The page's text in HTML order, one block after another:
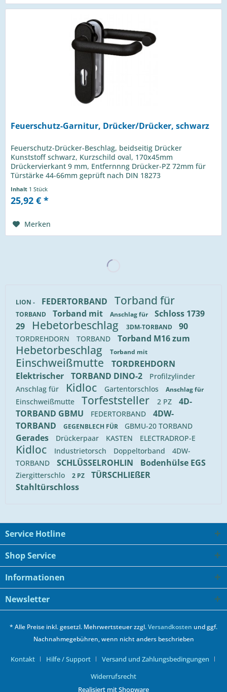
Feuerschutz-Garnitur, Drücker/Drücker, schwarz
Feuerschutz-Drücker-Beschlag, beidseitig Drücker
Kunststoff schwarz, Kurzschild oval, 170x45mm
Drückervierkant 9 mm, Entfernnng Drücker-PZ 72mm für
Türstärke 44-66mm geprüft nach DIN 18273
Inhalt 1 Stück
25,92 € *
Merken
LION - FEDERTORBAND Torband für
TORBAND Torband mit Anschlag für
Schloss 1739
29
Hebetorbeschlag 3DM-TORBAND 90
TORDREHDORN TORBAND Torband M16 zum
Hebetorbeschlag Torband mit
Einschweißmutte
TORDREHDORN
Elektrischer
TORBAND DINO-2
Profilzylinder
Anschlag für
Kidloc Gartentorschlos Anschlag für
Einschweißmutte Torfeststeller 2 PZ
4D-
TORBAND GBMU
FEDERTORBAND
4DW-
TORBAND
GEGENBLECH FÜR GBMU-20 TORBAND
Gerades Drückerpaar KASTEN ELECTRADROP-E
Kidloc Industrietorsch Doppeltorband
4DW-
TORBAND
SCHLÜSSELROHLIN Bodenhülse EGS
Ziergitterschlo 2 PZ
TÜRSCHLIEßER
Stahltürschloss
Service Hotline
Shop Service
Informationen
Newsletter
* Alle Preise inkl. gesetzl. Mehrwertsteuer zzgl.Versandkosten und ggf.
Nachnahmegebühren, wenn nicht anders beschrieben
Kontakt Hilfe / Support
Versand und Zahlungsbedingungen
Widerrufsrecht
Realisiert mit Shopware